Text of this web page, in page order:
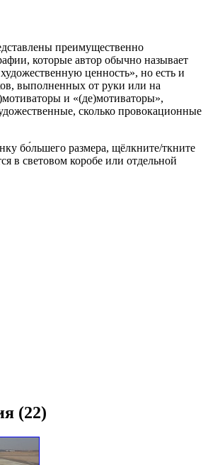
преимущественно
которые автор обычно называет
ценность», но есть и
выполненных от руки или на
и «(де)мотиваторы»,
сколько провокационные
бо́льшего размера, щёлкните/ткните
в световом коробе или отдельной
(22)